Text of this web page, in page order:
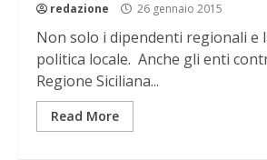
redazione 26 gennaio 2015
Non solo i dipendenti regionali e
politica locale. Anche gli enti
Regione Siciliana...
Read More